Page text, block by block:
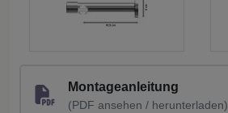
Montageanleitung
(PDF ansehen / herunterladen)